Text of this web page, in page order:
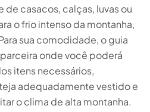
de casacos, calças, luvas ou
o frio intenso da montanha,
sua comodidade, o guia
onde você poderá
itens necessários,
adequadamente vestido e
o clima de alta montanha.